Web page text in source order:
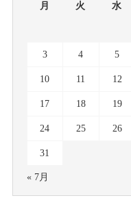
月 火 水
3 4 5
10 11 12
17 18 19
24 25 26
31
« 7月